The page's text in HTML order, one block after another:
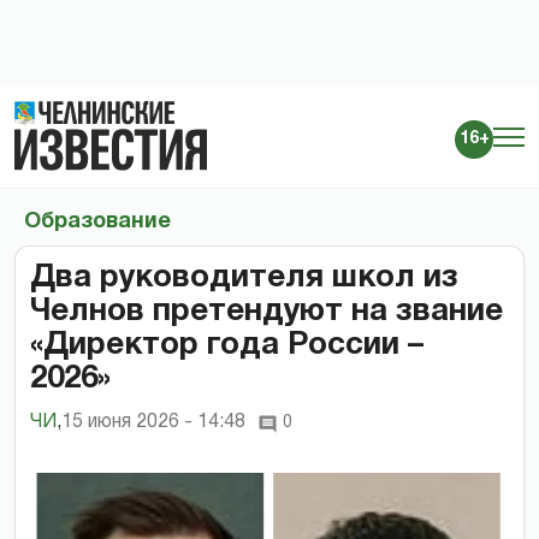
16+
Образование
Два руководителя школ из
Челнов претендуют на звание
«Директор года России –
2026»
ЧИ , 15 июня 2026 - 14:48 0